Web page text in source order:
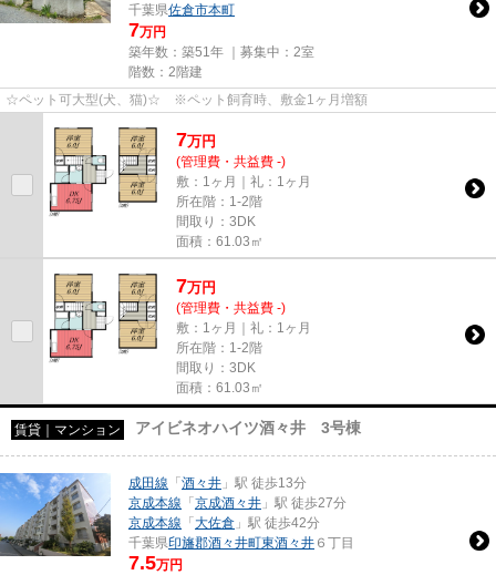
千葉県佐倉市本町
7万円
築年数：築51年 ｜募集中： 2室
階数：2階建
☆ペット可大型(犬、猫)☆ ※ペット飼育時、敷金1ヶ月増額
7万円
(管理費・共益費 -)
敷：1ヶ月｜礼：1ヶ月
所在階：1-2階
間取り：3DK
面積：61.03㎡
7万円
(管理費・共益費 -)
敷：1ヶ月｜礼：1ヶ月
所在階：1-2階
間取り：3DK
面積：61.03㎡
賃貸｜マンション アイビネオハイツ酒々井 3号棟
成田線 「酒々井 」駅 徒歩13分
京成本線 「京成酒々井 」駅 徒歩27分
京成本線 「大佐倉 」駅 徒歩42分
千葉県印旛郡酒々井町東酒々井 ６丁目
7.5万円